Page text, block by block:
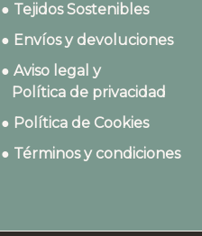
● Tejidos Sostenibles
● Envíos y devoluciones
● Aviso legal y
Política de privacidad
● Política de Cookies
● Términos y condiciones